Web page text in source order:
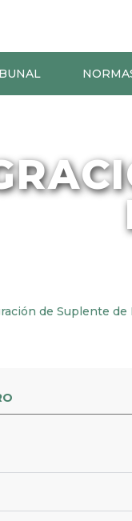
de Suplente de